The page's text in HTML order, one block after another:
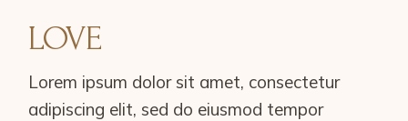
LOVE
Lorem ipsum dolor sit amet, consectetur
adipiscing elit, sed do eiusmod tempor